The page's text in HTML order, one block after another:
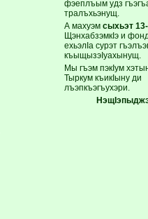
фэеплъым удз
тралъхьэнущ.
А махуэм сыхьэт
ЩэнхабзэмкIэ и
ехьэлIа сурэт
къыщызэIуахынущ.
Мы гъэм пэкIум
Тыркум къикIыну ди
лъэпкъэгъухэри.